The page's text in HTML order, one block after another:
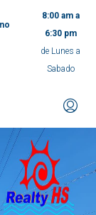
8:00 am a
6:30 pm
de Lunes a
Sabado